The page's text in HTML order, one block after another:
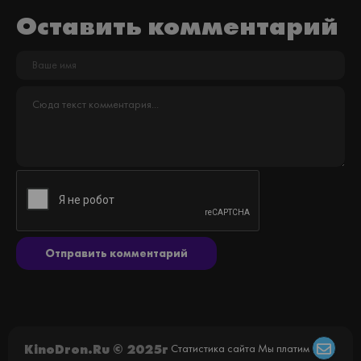
Оставить комментарий
Отправить комментарий
KinoDron.Ru © 2025г Статистика сайта Мы платим